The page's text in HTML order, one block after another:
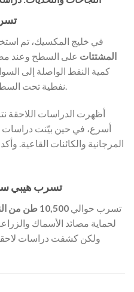
في خليج المكسيك، تم
المشتتات على السطح وعند
كمية النفط الواصلة إلى
نفطية تحت السطح أثارت مخاوف بيئية طويلة الأمد.
أظهرت الدراسات اللاحقة
أسرع، في حين بيّنت دراسات
المرجانية والكائنات القاعية.
تسرب هيبي سبيريت (2007 –
تسرب حوالي 10,500 طن من النفط الخام
لحماية مصائد الأسماك
ولكن كشفت دراسات